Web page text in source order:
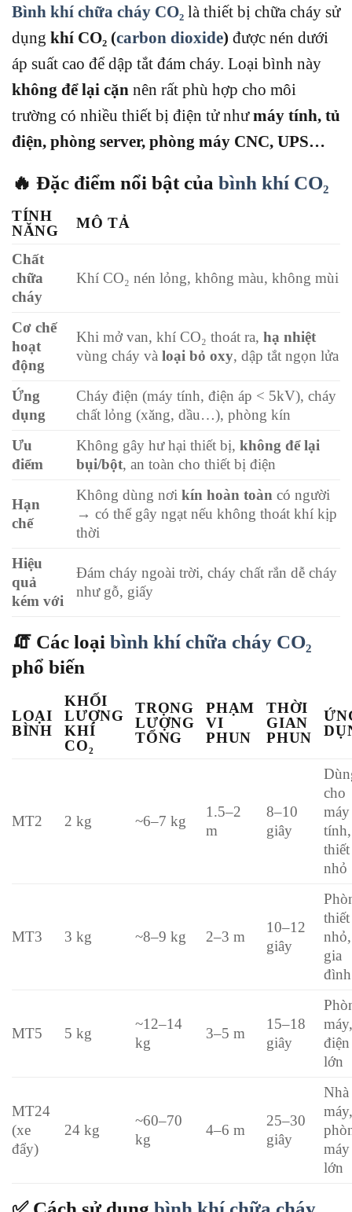
Bình khí chữa cháy CO₂ là thiết bị chữa cháy sử
dụng khí CO₂ (carbon dioxide) được nén dưới
áp suất cao để dập tắt đám cháy. Loại bình này
không để lại cặn nên rất phù hợp cho môi
trường có nhiều thiết bị điện tử nhưmáy tính, tủ
điện, phòng server, phòng máy CNC, UPS…
🔥 Đặc điểm nổi bật của bình khí CO₂
TÍNH
NĂNG
MÔ TẢ
Chất
chữa
cháy
Khí CO₂ nén lỏng, không màu, không mùi
Cơ chế
hoạt
động
Khi mở van, khí CO₂ thoát ra,hạ nhiệt
vùng cháy vàloại bỏ oxy, dập tắt ngọn lửa
Ứng
dụng
Cháy điện (máy tính, điện áp < 5kV), cháy
chất lỏng (xăng, dầu…), phòng kín
Ưu
điểm
Không gây hư hại thiết bị,không để lại
bụi/bột, an toàn cho thiết bị điện
Hạn
chế
Không dùng nơikín hoàn toàn có người
→ có thể gây ngạt nếu không thoát khí kịp
thời
Hiệu
quả
kém với
Đám cháy ngoài trời, cháy chất rắn dễ cháy
như gỗ, giấy
🧯 Các loại bình khí chữa cháy CO₂
phổ biến
LOẠI
BÌNH
KHỐI
LƯỢNG
KHÍ
CO₂
TRỌNG
LƯỢNG
TỔNG
PHẠM
VI
PHUN
THỜI
GIAN
PHUN
MT2 2 kg ~6–7 kg
1.5–2
m
8–10
giây
cho
máy
tính,
nhỏ
MT3 3 kg ~8–9 kg 2–3 m
10–12
giây
nhỏ,
gia
đình
MT5 5 kg
~12–14
kg
3–5 m
15–18
giây
điện
lớn
MT24
(xe
đẩy)
24 kg
~60–70
kg
4–6 m
25–30
giây
Nhà
máy
lớn